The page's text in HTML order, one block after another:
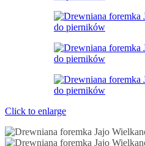
Click to enlarge